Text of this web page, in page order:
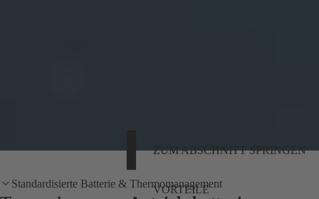
ZUM ABSCHNITT SPRINGEN
VORTEILE
Standardisierte Batterie & Thermomanagement